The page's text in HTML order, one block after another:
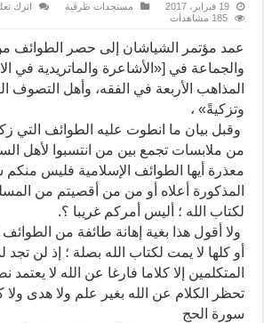
19 فبراير، 2017 مستجدات ظرفية
اترك
185 مشاهدات
عمد مؤتمر الشياشان إلى حصر الطوائف
والجماعة في [«الأشاعرة والماتريدية في
المذاهب الأربعة في الفقه، وأهل التصوف
وتزكيةً» ،
وقبل بيان ما انطوت عليه الطوائف التي
من ملابسات تجمع بين من انتسبوا لأهل
معذرة أيها الطوائف الإسلامية فليس
المذكورة أعلاه أو من من أقصيتم من
لكتاب الله ؛ أليس أمركم غريبا ؟.
ولا أقول هذا بغية إهانة طائفة من الطوائف
أو كلها لا يمت لكتاب الله بصلة ؛ إذ لن
المتكلمين إلا كلاما فارغا عن الله لا
تحظر الكلام عن الله بغير علم ولا هدى ولا
سورة الحج